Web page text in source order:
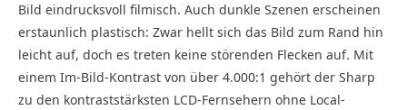
Bild eindrucksvoll filmisch. Auch dunkle Szenen erscheinen
erstaunlich plastisch: Zwar hellt sich das Bild zum Rand hin
leicht auf, doch es treten keine störenden Flecken auf. Mit
einem Im-Bild-Kontrast von über 4.000:1 gehört der Sharp
zu den kontraststärksten LCD-Fernsehern ohne Local-